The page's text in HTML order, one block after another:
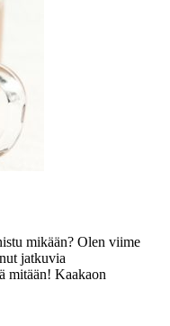
mikään? Olen viime
jatkuvia
mitään! Kaakaon